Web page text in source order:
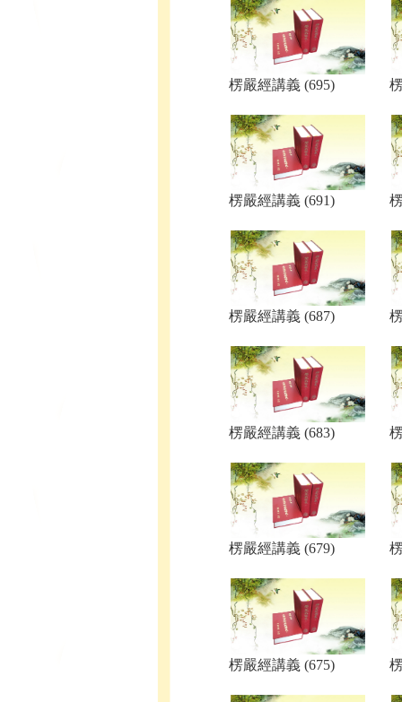
楞嚴經講義 (695)
楞嚴經講義 (691)
楞嚴經講義 (687)
楞嚴經講義 (683)
楞嚴經講義 (679)
楞嚴經講義 (675)